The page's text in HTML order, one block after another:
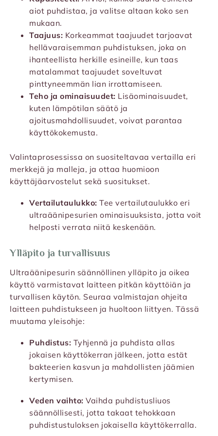
aiot puhdistaa, ja valitse altaan koko sen
mukaan.
Taajuus: Korkeammat taajuudet tarjoavat
hellävaraisemman puhdistuksen, joka on
ihanteellista herkille esineille, kun taas
matalammat taajuudet soveltuvat
pinttyneemmän lian irrottamiseen.
Teho ja ominaisuudet: Lisäominaisuudet,
kuten lämpötilan säätö ja
ajoitusmahdollisuudet, voivat parantaa
käyttökokemusta.
Valintaprosessissa on suositeltavaa vertailla eri
merkkejä ja malleja, ja ottaa huomioon
käyttäjäarvostelut sekä suositukset.
Vertailutaulukko: Tee vertailutaulukko eri
ultraäänipesurien ominaisuuksista, jotta voit
helposti verrata niitä keskenään.
Ylläpito ja turvallisuus
Ultraäänipesurin säännöllinen ylläpito ja oikea
käyttö varmistavat laitteen pitkän käyttöiän ja
turvallisen käytön. Seuraa valmistajan ohjeita
laitteen puhdistukseen ja huoltoon liittyen. Tässä
muutama yleisohje:
Puhdistus: Tyhjennä ja puhdista allas
jokaisen käyttökerran jälkeen, jotta estät
bakteerien kasvun ja mahdollisten jäämien
kertymisen.
Veden vaihto: Vaihda puhdistusliuos
säännöllisesti, jotta takaat tehokkaan
puhdistustuloksen jokaisella käyttökerralla.